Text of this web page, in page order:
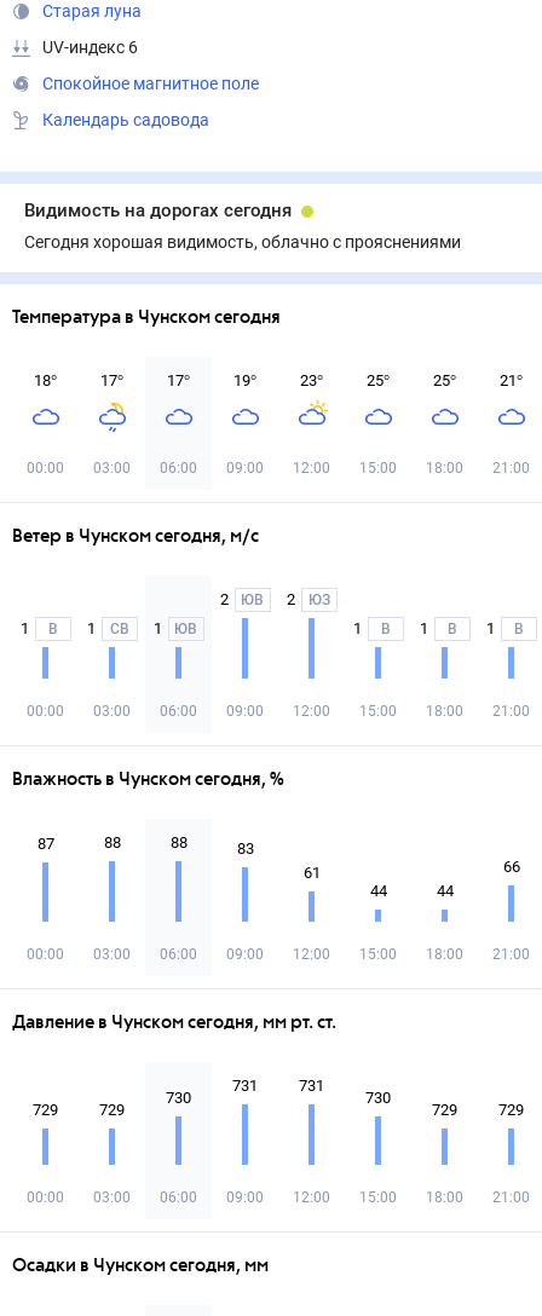
Старая луна
UV-индекс 6
Спокойное магнитное поле
Календарь садовода
Видимость на дорогах сегодня
Сегодня хорошая видимость, облачно с прояснениями
Температура в Чунском сегодня
18°
00:00
17°
03:00
17°
06:00
19°
09:00
23°
12:00
25°
15:00
25°
18:00
21°
21:00
Ветер в Чунском сегодня, м/с
1 В
00:00
1 СВ
03:00
1 ЮВ
06:00
2 ЮВ
09:00
2 ЮЗ
12:00
1 В
15:00
1 В
18:00
1 В
21:00
Влажность в Чунском сегодня, %
87
00:00
88
03:00
88
06:00
83
09:00
61
12:00
44
15:00
44
18:00
66
21:00
Давление в Чунском сегодня, мм рт. ст.
729
00:00
729
03:00
730
06:00
731
09:00
731
12:00
730
15:00
729
18:00
729
21:00
Осадки в Чунском сегодня, мм